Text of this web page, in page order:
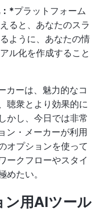
*プラットフォーム
ると、あなたのスラ
ように、あなたの情
ル化を作成すること
カーは、魅力的なコ
聴衆とより効果的に
かし、今日では非常
ン・メーカーが利用
オプションを使って
ークフローやスタイ
めたい。
ン用AIツール